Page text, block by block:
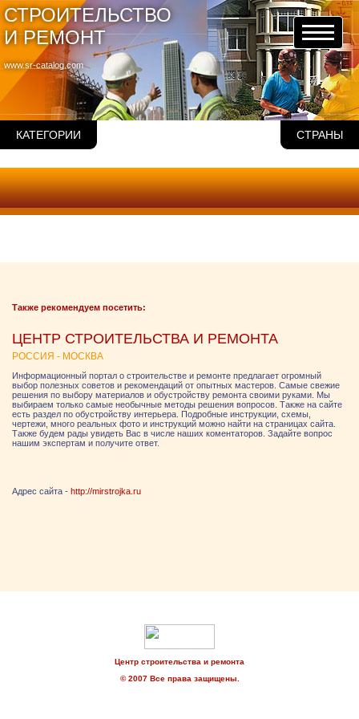
www.sr-catalog.com
СТРОИТЕЛЬСТВО
И РЕМОНТ
КАТЕГОРИИ СТРАНЫ
Также рекомендуем посетить:
ЦЕНТР СТРОИТЕЛЬСТВА И РЕМОНТА
РОССИЯ - МОСКВА
Информационный портал о строительстве и ремонте предлагает огромный
выбор полезных советов и рекомендаций от опытных мастеров. Самые свежие
решения по выбору материалов и обустройству ремонта своими руками. Мы
выбираем только самые необычные методы решения вопросов. Также на сайте
есть раздел по обустройству интерьера. Подробные инструкции, схемы,
чертежи, много реальных фото и инструкций можно найти на страницах сайта.
Также будем рады увидеть Вас в числе наших коментаторов. Задайте вопрос
нашим экспертам и получите ответ.
Адрес сайта - http://mirstrojka.ru
Центр строительства и ремонта
© 2007 Все права защищены.